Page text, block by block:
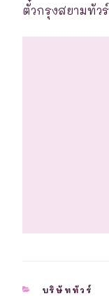
ตั๋วกรุงสยามทัว
CATEGORIES
บริษัททัวร์